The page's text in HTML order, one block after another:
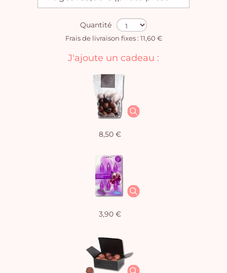
Quantité
Frais de livraison fixes : 11,60 €
J'ajoute un cadeau :
8,50 €
3,90 €